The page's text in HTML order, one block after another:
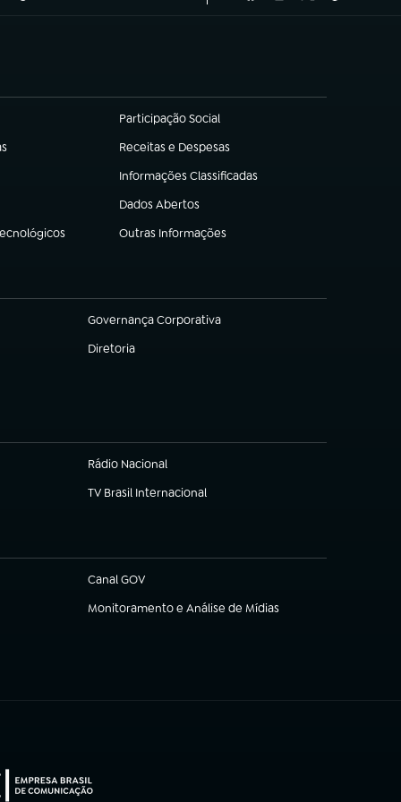
Participação Social
(abre em nova aba)
Receitas e Despesas
(abre em nova aba)
Informações Classificadas
(abre em nova aba)
Dados Abertos
(abre em nova aba)
Outras Informações
(abre em nova aba)
Governança Corporativa
(abre em nova aba)
Diretoria
(abre em nova aba)
Rádio Nacional
TV Brasil Internacional
(abre em nova aba)
Canal GOV
(abre em nova aba)
Monitoramento e Análise de Mídias
(abre em nova aba)